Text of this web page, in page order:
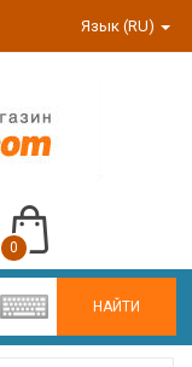
Язык (RU)
НАЙТИ
0